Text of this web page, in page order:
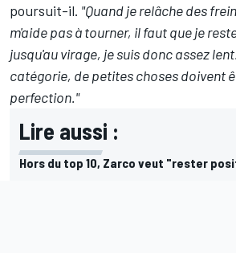
poursuit-il. "Quand je relâche des
m'aide pas à tourner, il faut que je
jusqu'au virage, je suis donc assez
catégorie, de petites choses doivent
perfection."
Lire aussi :
Hors du top 10, Zarco veut "rester